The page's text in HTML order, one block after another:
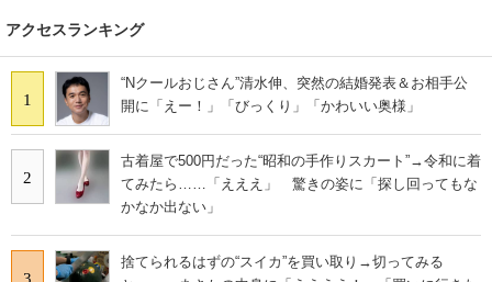
アクセスランキング
1
“Nクールおじさん”清水伸、突然の結婚発表＆お相手公
開に「えー！」「びっくり」「かわいい奥様」
2
古着屋で500円だった“昭和の手作りスカート”→令和に着
てみたら……「えええ」 驚きの姿に「探し回ってもな
かなか出ない」
捨てられるはずの“スイカ”を買い取り→切ってみる